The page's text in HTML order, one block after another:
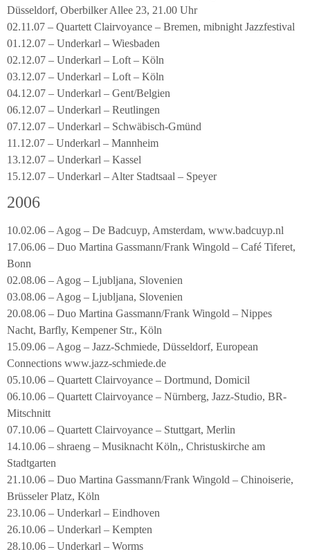
Düsseldorf, Oberbilker Allee 23, 21.00 Uhr
02.11.07 – Quartett Clairvoyance – Bremen, mibnight Jazzfestival
01.12.07 – Underkarl – Wiesbaden
02.12.07 – Underkarl – Loft – Köln
03.12.07 – Underkarl – Loft – Köln
04.12.07 – Underkarl – Gent/Belgien
06.12.07 – Underkarl – Reutlingen
07.12.07 – Underkarl – Schwäbisch-Gmünd
11.12.07 – Underkarl – Mannheim
13.12.07 – Underkarl – Kassel
15.12.07 – Underkarl – Alter Stadtsaal – Speyer
2006
10.02.06 – Agog – De Badcuyp, Amsterdam, www.badcuyp.nl
17.06.06 – Duo Martina Gassmann/Frank Wingold – Café Tiferet,
Bonn
02.08.06 – Agog – Ljubljana, Slovenien
03.08.06 – Agog – Ljubljana, Slovenien
20.08.06 – Duo Martina Gassmann/Frank Wingold – Nippes
Nacht, Barfly, Kempener Str., Köln
15.09.06 – Agog – Jazz-Schmiede, Düsseldorf, European
Connections www.jazz-schmiede.de
05.10.06 – Quartett Clairvoyance – Dortmund, Domicil
06.10.06 – Quartett Clairvoyance – Nürnberg, Jazz-Studio, BR-
Mitschnitt
07.10.06 – Quartett Clairvoyance – Stuttgart, Merlin
14.10.06 – shraeng – Musiknacht Köln,, Christuskirche am
Stadtgarten
21.10.06 – Duo Martina Gassmann/Frank Wingold – Chinoiserie,
Brüsseler Platz, Köln
23.10.06 – Underkarl – Eindhoven
26.10.06 – Underkarl – Kempten
28.10.06 – Underkarl – Worms